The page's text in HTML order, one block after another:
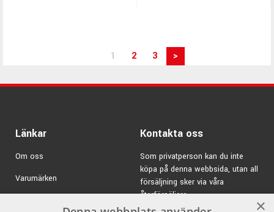
1 2 3 >
Länkar
Om oss
Varumärken
Kontakta oss
Som privatperson kan du inte
köpa på denna webbsida, utan all
försäljning sker via våra
återförsäljare.
×